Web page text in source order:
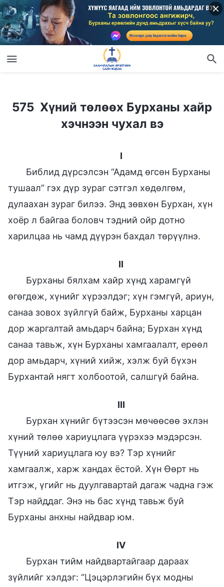
575 Хүний төлөөх Бурханы хайр хэчнээн чухал вэ
575 Хүний төлөөх Бурханы хайр
хэчнээн чухал вэ
I
Библид дүрсэлсэн “Адамд өгсөн Бурханы
тушаал” гэх дүр зураг сэтгэл хөдөлгөм,
дулаахан зураг билээ. Энд зөвхөн Бурхан, хүн
хоёр л байгаа боловч тэдний ойр дотно
харилцаа нь чамд дүүрэн бахдал төрүүлнэ.
II
Бурханы бялхам хайр хүнд харамгүй
өгөгдөж, хүнийг хүрээлдэг; хүн гэмгүй, ариун,
санаа зовох зүйлгүй байж, Бурханы харцан
дор жаргалтай амьдарч байна; Бурхан хүнд
санаа тавьж, хүн Бурханы хамгаалалт, ерөөл
дор амьдарч, хүний хийж, хэлж буй бүхэн
Бурхантай нягт холбоотой, салшгүй байна.
III
Бурхан хүнийг бүтээсэн мөчөөсөө эхлэн
хүний төлөө хариуцлага үүрэхээ мэдэрсэн.
Түүний хариуцлага юу вэ? Тэр хүнийг
хамгаалж, харж хандах ёстой. Хүн Өөрт нь
итгэж, үгийг нь дуулгавартай дагаж чадна гэж
Тэр найддаг. Энэ нь бас хүнд тавьж буй
Бурханы анхны найдвар юм.
IV
Бурхан тийм найдвартайгаар дараах
зүйлийг хэлдэг: “Цэцэрлэгийн бүх модны